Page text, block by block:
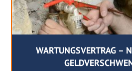
WARTUNGSVERTRAG –